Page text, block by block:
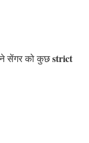
ने सेंगर को कुछstrict